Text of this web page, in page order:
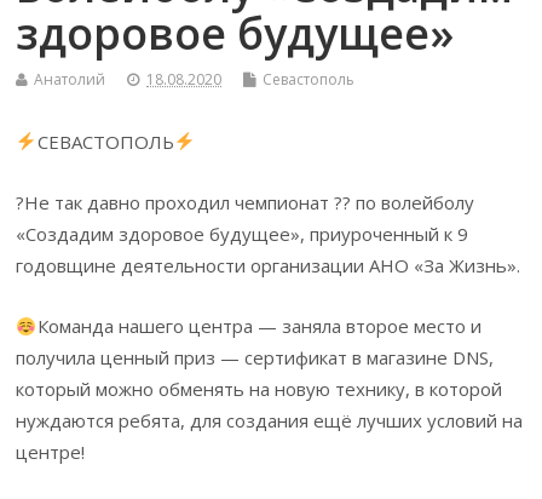
здоровое будущее»
Анатолий 18.08.2020 Севастополь
СЕВАСТОПОЛЬ
?Не так давно проходил чемпионат ?? по волейболу
«Создадим здоровое будущее», приуроченный к 9
годовщине деятельности организации АНО «За Жизнь».
Команда нашего центра — заняла второе место и
получила ценный приз — сертификат в магазине DNS,
который можно обменять на новую технику, в которой
нуждаются ребята, для создания ещё лучших условий на
центре!